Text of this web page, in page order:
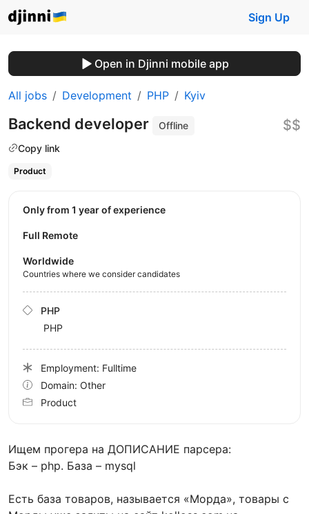
Sign Up
Open in Djinni mobile app
All jobs Development PHP Kyiv
Backend developer
Offline
Copy link
$$
Product
Ищем прогера на ДОПИСАНИЕ парсера:
Бэк – php. База – mysql
Есть база товаров, называется «Морда», товары с
Only from 1 year of experience
Full Remote
Worldwide
Countries where we consider candidates
PHP
PHP
Employment: Fulltime
Domain: Other
Product